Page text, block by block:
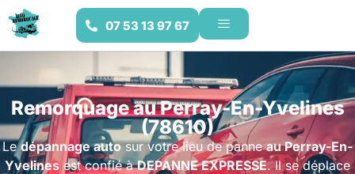
07 53 13 97 67
Remorquage au Perray-En-Yvelines
(78610)
Ledépannage autosur votre lieu de panneau Perray-En-
Yvelinesest confié àDEPANNE EXPRESSE. Il se déplace